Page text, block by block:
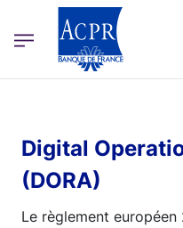
ACPR Menu Principal
Digital
(DORA)
Le règlement